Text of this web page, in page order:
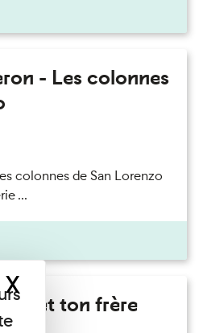
- Les colonnes
colonnes de San Lorenzo
...
Toi et ton frère
XMasquer le